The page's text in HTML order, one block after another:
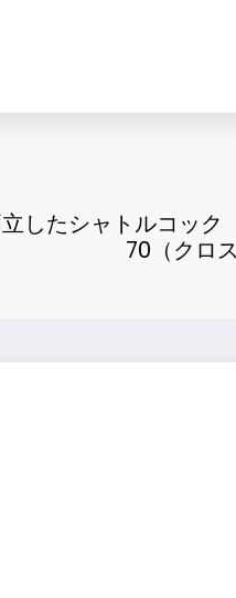
したシャトルコッ
70（クロ